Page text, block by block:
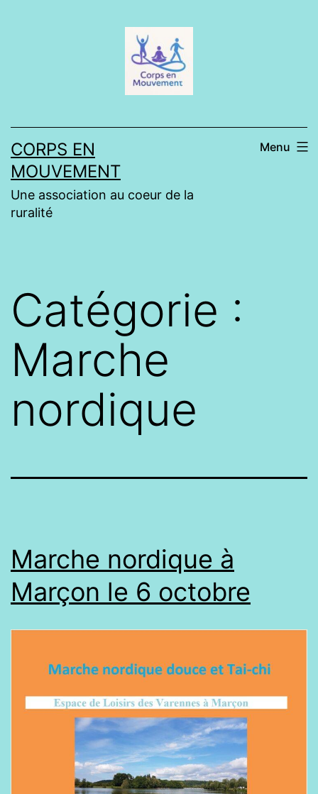
CORPS EN
MOUVEMENT
Une association au coeur de la
ruralité
Menu
Catégorie :
Marche
nordique
Marche nordique à
Marçon le 6 octobre